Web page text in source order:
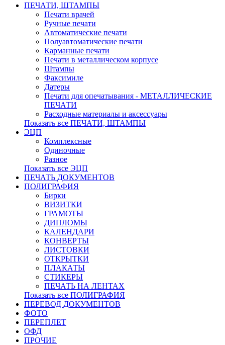
ПЕЧАТИ, ШТАМПЫ
Печати врачей
Ручные печати
Автоматические печати
Полуавтоматические печати
Карманные печати
Печати в металлическом корпусе
Штампы
Факсимиле
Датеры
Печати для опечатывания - МЕТАЛЛИЧЕСКИЕ
ПЕЧАТИ
Расходные материалы и аксессуары
Показать все ПЕЧАТИ, ШТАМПЫ
ЭЦП
Комплексные
Одиночные
Разное
Показать все ЭЦП
ПЕЧАТЬ ДОКУМЕНТОВ
ПОЛИГРАФИЯ
Бирки
ВИЗИТКИ
ГРАМОТЫ
ДИПЛОМЫ
КАЛЕНДАРИ
КОНВЕРТЫ
ЛИСТОВКИ
ОТКРЫТКИ
ПЛАКАТЫ
СТИКЕРЫ
ПЕЧАТЬ НА ЛЕНТАХ
Показать все ПОЛИГРАФИЯ
ПЕРЕВОД ДОКУМЕНТОВ
ФОТО
ПЕРЕПЛЕТ
ОФД
ПРОЧИЕ